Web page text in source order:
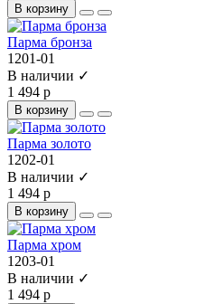
В корзину
Парма бронза
1201-01
В наличии ✓
1 494 р
В корзину
Парма золото
1202-01
В наличии ✓
1 494 р
В корзину
Парма хром
1203-01
В наличии ✓
1 494 р